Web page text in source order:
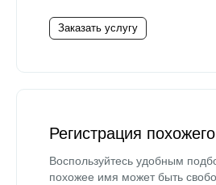
Заказать услугу
Регистрация
Воспользуйтесь удобным
похожее имя может быть